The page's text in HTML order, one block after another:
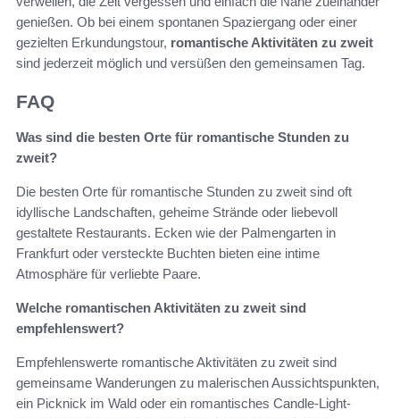
genießen. Ob bei einem spontanen Spaziergang oder einer
gezielten Erkundungstour, romantische Aktivitäten zu zweit
sind jederzeit möglich und versüßen den gemeinsamen Tag.
FAQ
Was sind die besten Orte für romantische Stunden zu
zweit?
Die besten Orte für romantische Stunden zu zweit sind oft
idyllische Landschaften, geheime Strände oder liebevoll
gestaltete Restaurants. Ecken wie der Palmengarten in
Frankfurt oder versteckte Buchten bieten eine intime
Atmosphäre für verliebte Paare.
Welche romantischen Aktivitäten zu zweit sind
empfehlenswert?
Empfehlenswerte romantische Aktivitäten zu zweit sind
gemeinsame Wanderungen zu malerischen Aussichtspunkten,
ein Picknick im Wald oder ein romantisches Candle-Light-